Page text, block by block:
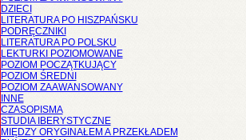
DZIECI
LITERATURA PO HISZPAŃSKU
PODRĘCZNIKI
LITERATURA PO POLSKU
LEKTURKI POZIOMOWANE
POZIOM POCZĄTKUJĄCY
POZIOM ŚREDNI
POZIOM ZAAWANSOWANY
INNE
CZASOPISMA
STUDIA IBERYSTYCZNE
MIĘDZY ORYGINAŁEM A PRZEKŁADEM